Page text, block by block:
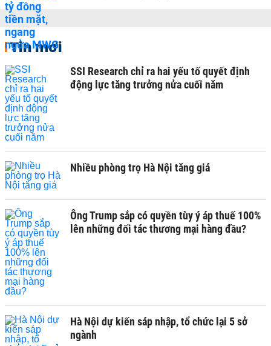
Tin mới
SSI Research chỉ ra hai yếu tố quyết định
động lực tăng trưởng nửa cuối năm
Nhiều phòng trọ Hà Nội tăng giá
Ông Trump sắp có quyền tùy ý áp thuế 100%
lên những đối tác thương mại hàng đầu?
Hà Nội dự kiến sáp nhập, tổ chức lại 5 sở
ngành